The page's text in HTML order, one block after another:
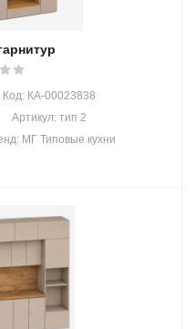
Код: КА-00023838
Артикул: тип 2
МГ Типовые кухни